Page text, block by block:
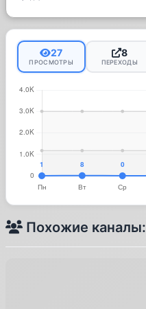
27
ПРОСМОТРЫ
8
ПЕРЕХОДЫ
Похожие каналы: